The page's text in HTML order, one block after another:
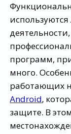
программ,
много.
работающих
Android,
защите. В